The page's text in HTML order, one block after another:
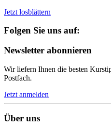
Jetzt losblättern
Folgen Sie uns auf:
Newsletter abonnieren
Wir liefern Ihnen die besten
Postfach.
Jetzt anmelden
Über uns